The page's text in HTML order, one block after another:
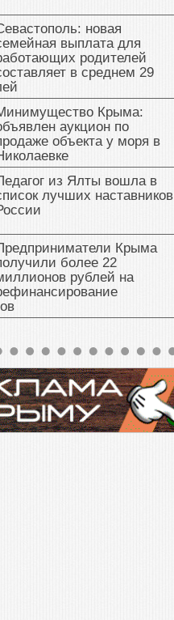
новая
выплата для
родителей
в среднем 29
Крыма:
аукцион по
объекта у моря в
из Ялты вошла в
лучших наставников
Крыма
более 22
рублей на